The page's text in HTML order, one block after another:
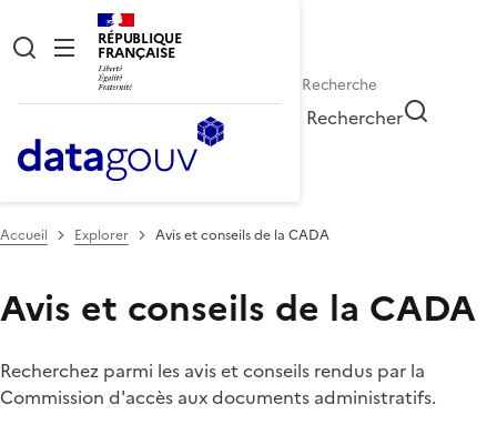
RÉPUBLIQUE
FRANÇAISE
Rechercher
Accueil Explorer Avis et conseils de la CADA
Avis et conseils de la CADA
Recherchez parmi les avis et conseils rendus par la
Commission d'accès aux documents administratifs.